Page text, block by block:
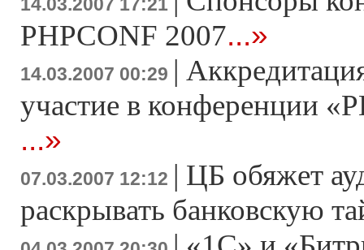
PHPCONF 2007...»
14.03.2007 00:29 |
участие в конференции
...»
07.03.2007 12:12 | ЦБ обяжет
раскрывать банковскую